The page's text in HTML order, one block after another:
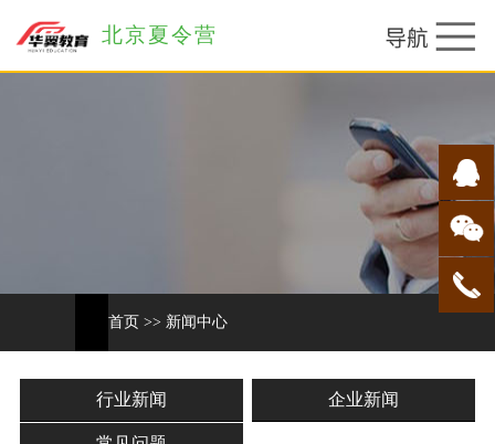
北京夏令营
首页 >> 新闻中心
行业新闻 企业新闻